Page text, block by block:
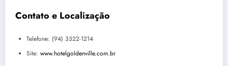
Contato e Localização
Telefone: (94) 3322-1214
Site: www.hotelgoldenville.com.br